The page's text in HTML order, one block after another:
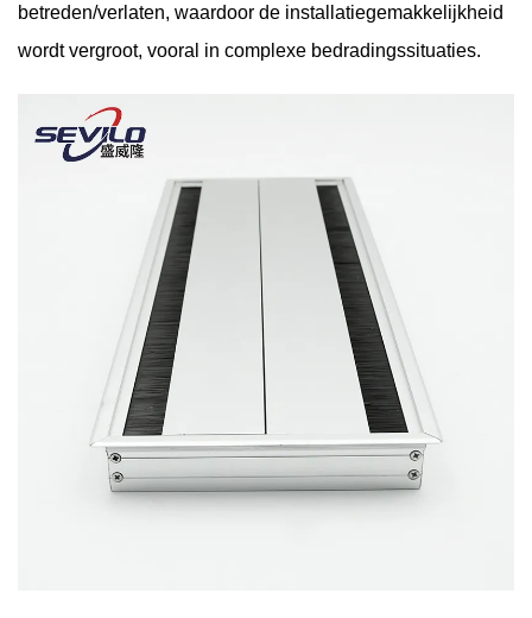
betreden/verlaten, waardoor de installatiegemakkelijkheid
wordt vergroot, vooral in complexe bedradingssituaties.